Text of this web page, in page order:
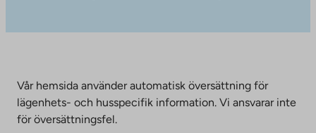
Vår hemsida använder automatisk översättning för
lägenhets- och husspecifik information. Vi ansvarar inte
för översättningsfel.